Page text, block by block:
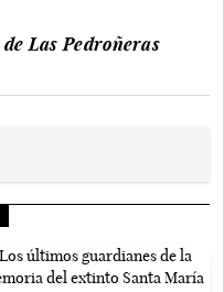
Las Pedroñeras